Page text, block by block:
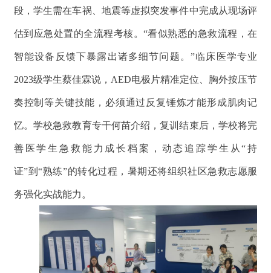
段，学生需在车祸、地震等虚拟突发事件中完成从现场评
估到应急处置的全流程考核。“看似熟悉的急救流程，在
智能设备反馈下暴露出诸多细节问题。”临床医学专业
2023级学生蔡佳霖说，AED电极片精准定位、胸外按压节
奏控制等关键技能，必须通过反复锤炼才能形成肌肉记
忆。学校急救教育专干何苗介绍，复训结束后，学校将完
善医学生急救能力成长档案，动态追踪学生从“持
证”到“熟练”的转化过程，暑期还将组织社区急救志愿服
务强化实战能力。